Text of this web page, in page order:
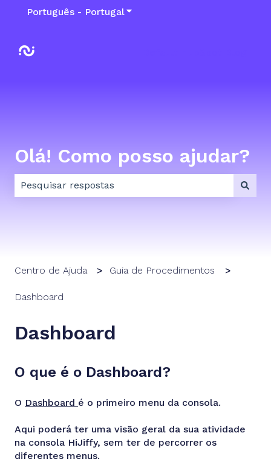
Português - PortugalMostrar submenu para
Olá! Como posso ajudar?
Centro de Ajuda Guia de Procedimentos
Dashboard
Dashboard
O que é o Dashboard?
O Dashboard é o primeiro menu da consola.
Aqui poderá ter uma visão geral da sua atividade
na consola HiJiffy, sem ter de percorrer os
diferentes menus.